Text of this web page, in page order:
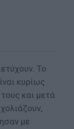
Το
κυρίως
και μετά
με